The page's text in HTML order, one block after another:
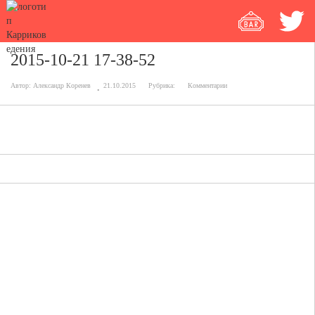
2015-10-21 17-38-52
Автор: Александр Коренев 21.10.2015 Рубрика: Комментарии